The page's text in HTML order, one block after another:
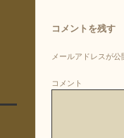
コメントを残す
メールアドレスが公
コメント